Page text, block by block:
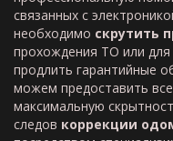
связанных с
необходимо скрутить
прохождения ТО или
продлить гарантийные
можем предоставить
максимальную
следов коррекции